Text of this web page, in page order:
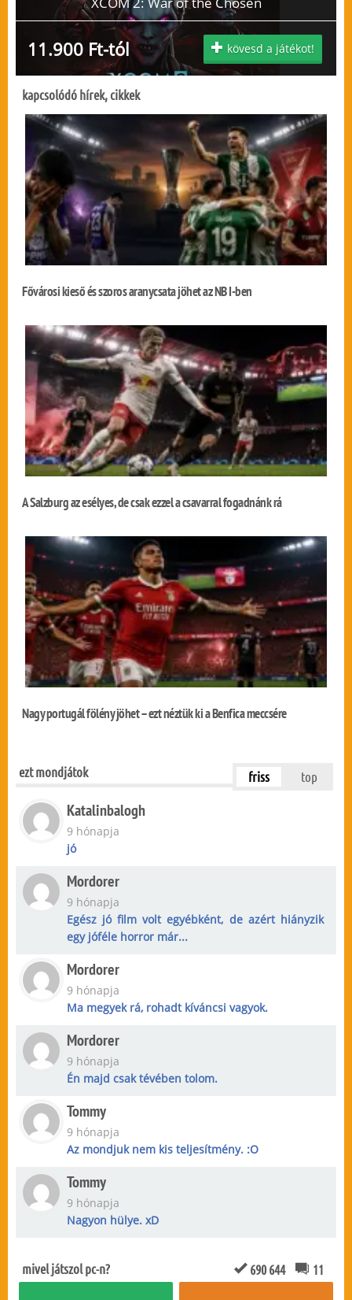
11.900 Ft-tól kövesd a játékot!
kapcsolódó hírek, cikkek
Fővárosi kieső és szoros aranycsata jöhet az NB I-ben
A Salzburg az esélyes, de csak ezzel a csavarral fogadnánk rá
Nagy portugál fölény jöhet – ezt néztük ki a Benfica meccsére
ezt mondjátok friss top
Katalinbalogh
9 hónapja
jó
Mordorer
9 hónapja
Egész jó film volt egyébként, de azért hiányzik
egy jóféle horror már...
Mordorer
9 hónapja
Ma megyek rá, rohadt kíváncsi vagyok.
Mordorer
9 hónapja
Én majd csak tévében tolom.
Tommy
9 hónapja
Az mondjuk nem kis teljesítmény. :O
Tommy
9 hónapja
Nagyon hülye. xD
mivel játszol pc-n? 690 644 11